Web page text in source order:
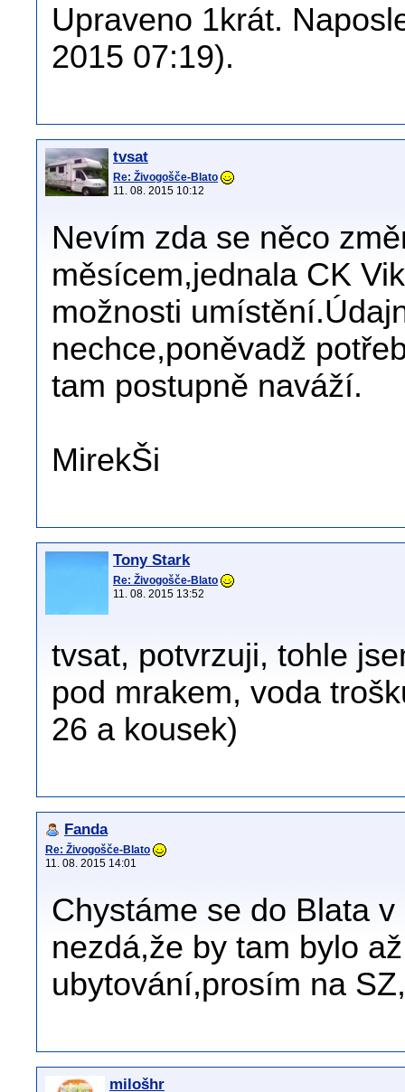
Upraveno 1krát.
2015 07:19).
tvsat
Re: Živogošče-Blato
11. 08. 2015 10:12
Nevím zda se něco
měsícem,jednala CK
možnosti
nechce,poněvadž
tam postupně naváží.
MirekŠi
Tony Stark
Re: Živogošče-Blato
11. 08. 2015 13:52
tvsat, potvrzuji, tohle
pod mrakem, voda
26 a kousek)
Fanda
Re: Živogošče-Blato
11. 08. 2015 14:01
Chystáme se do Blata
nezdá,že by tam bylo
ubytování,prosím na
milošhr